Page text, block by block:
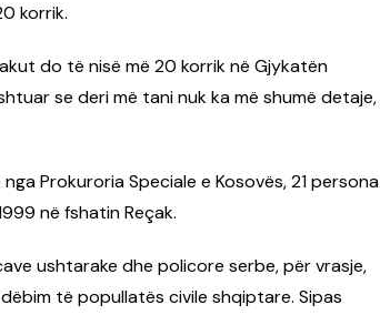
korrik.
do të nisë më 20 korrik në Gjykatën
se deri më tani nuk ka më shumë detaje,
Prokuroria Speciale e Kosovës, 21 persona
në fshatin Reçak.
ushtarake dhe policore serbe, për vrasje,
të popullatës civile shqiptare. Sipas